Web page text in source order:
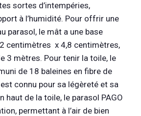
sortes d’intempéries,
à l’humidité. Pour offrir une
parasol, le mât a une base
centimètres x 4,8 centimètres,
3 mètres. Pour tenir la toile, le
de 18 baleines en fibre de
connu pour sa légèreté et sa
haut de la toile, le parasol PAGO
permettant à l’air de bien